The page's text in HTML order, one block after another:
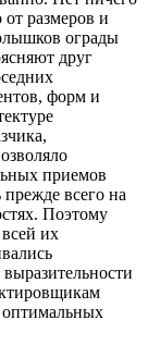
размеров и
ограды
друг
форм и
приемов
всего на
Поэтому
их